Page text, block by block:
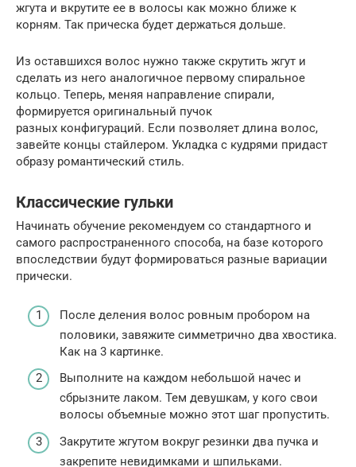
жгута и вкрутите ее в волосы как можно ближе к
корням. Так прическа будет держаться дольше.
Из оставшихся волос нужно также скрутить жгут и
сделать из него аналогичное первому спиральное
кольцо. Теперь, меняя направление спирали,
формируется оригинальный пучок
разных конфигураций. Если позволяет длина волос,
завейте концы стайлером. Укладка с кудрями придаст
образу романтический стиль.
Классические гульки
Начинать обучение рекомендуем со стандартного и
самого распространенного способа, на базе которого
впоследствии будут формироваться разные вариации
прически.
После деления волос ровным пробором на
половики, завяжите симметрично два хвостика.
Как на 3 картинке.
Выполните на каждом небольшой начес и
сбрызните лаком. Тем девушкам, у кого свои
волосы объемные можно этот шаг пропустить.
Закрутите жгутом вокруг резинки два пучка и
закрепите невидимками и шпильками.